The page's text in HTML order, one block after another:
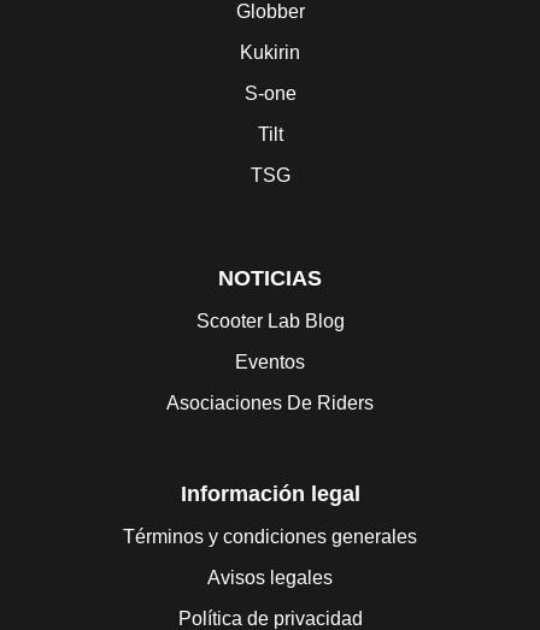
Globber
Kukirin
S-one
Tilt
TSG
NOTICIAS
Scooter Lab Blog
Eventos
Asociaciones De Riders
Información legal
Términos y condiciones generales
Avisos legales
Política de privacidad